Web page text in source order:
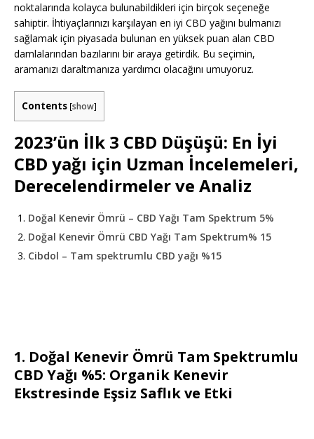
noktalarında kolayca bulunabildikleri için birçok seçeneğe
sahiptir. İhtiyaçlarınızı karşılayan en iyi CBD yağını bulmanızı
sağlamak için piyasada bulunan en yüksek puan alan CBD
damlalarından bazılarını bir araya getirdik. Bu seçimin,
aramanızı daraltmanıza yardımcı olacağını umuyoruz.
Contents [show]
2023’ün İlk 3 CBD Düşüşü: En İyi
CBD yağı için Uzman İncelemeleri,
Derecelendirmeler ve Analiz
Doğal Kenevir Ömrü – CBD Yağı Tam Spektrum 5%
Doğal Kenevir Ömrü CBD Yağı Tam Spektrum% 15
Cibdol – Tam spektrumlu CBD yağı %15
1. Doğal Kenevir Ömrü Tam Spektrumlu
CBD Yağı %5: Organik Kenevir
Ekstresinde Eşsiz Saflık ve Etki